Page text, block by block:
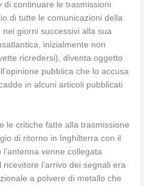
di continuare le trasmissioni
di tutte le comunicazioni della
giorni successivi alla sua
inizialmente non
ricredersi), diventa oggetto
pubblica che lo accusa
in alcuni articoli pubblicati
le critiche fatte alla trasmissione
di ritorno in Inghilterra con il
venne collegata
l’arrivo dei segnali era
a polvere di metallo che